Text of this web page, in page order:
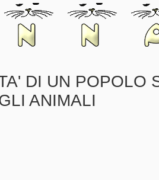
DI UN POPOLO
ANIMALI